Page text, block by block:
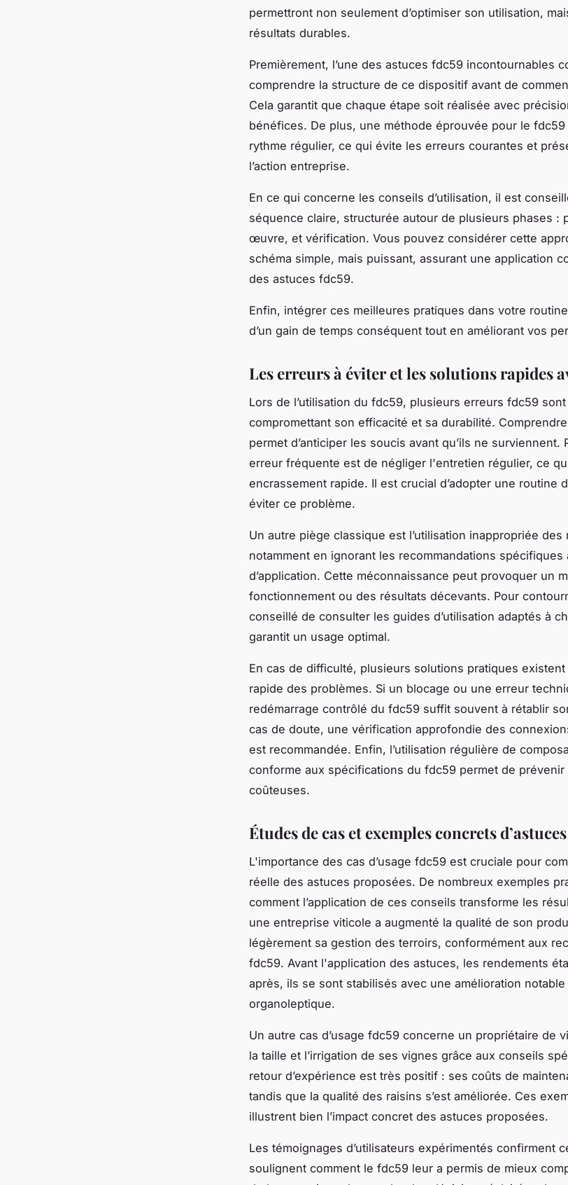
permettront non seulement d’optimiser son utilisation,
résultats durables.
Premièrement, l’une des astuces fdc59 incontournables
comprendre la structure de ce dispositif avant de
Cela garantit que chaque étape soit réalisée avec
bénéfices. De plus, une méthode éprouvée pour le
rythme régulier, ce qui évite les erreurs courantes et
l’action entreprise.
En ce qui concerne les conseils d’utilisation, il est
séquence claire, structurée autour de plusieurs phases :
œuvre, et vérification. Vous pouvez considérer cette
schéma simple, mais puissant, assurant une application
des astuces fdc59.
Enfin, intégrer ces meilleures pratiques dans votre
d’un gain de temps conséquent tout en améliorant vos
Les erreurs à éviter et les solutions rapides
Lors de l’utilisation du fdc59, plusieurs erreurs fdc59
compromettant son efficacité et sa durabilité.
permet d’anticiper les soucis avant qu’ils ne surviennent.
erreur fréquente est de négliger l'entretien régulier, ce
encrassement rapide. Il est crucial d’adopter une routine
éviter ce problème.
Un autre piège classique est l’utilisation inappropriée
notamment en ignorant les recommandations spécifiques
d’application. Cette méconnaissance peut provoquer un
fonctionnement ou des résultats décevants. Pour
conseillé de consulter les guides d’utilisation adaptés à
garantit un usage optimal.
En cas de difficulté, plusieurs solutions pratiques
rapide des problèmes. Si un blocage ou une erreur
redémarrage contrôlé du fdc59 suffit souvent à rétablir
cas de doute, une vérification approfondie des
est recommandée. Enfin, l’utilisation régulière de
conforme aux spécifications du fdc59 permet de prévenir
coûteuses.
Études de cas et exemples concrets
L'importance des cas d’usage fdc59 est cruciale pour
réelle des astuces proposées. De nombreux exemples
comment l’application de ces conseils transforme les
une entreprise viticole a augmenté la qualité de son
légèrement sa gestion des terroirs, conformément aux
fdc59. Avant l'application des astuces, les rendements
après, ils se sont stabilisés avec une amélioration
organoleptique.
Un autre cas d’usage fdc59 concerne un propriétaire de
la taille et l’irrigation de ses vignes grâce aux conseils
retour d’expérience est très positif : ses coûts de
tandis que la qualité des raisins s’est améliorée. Ces
illustrent bien l’impact concret des astuces proposées.
Les témoignages d’utilisateurs expérimentés confirment
soulignent comment le fdc59 leur a permis de mieux